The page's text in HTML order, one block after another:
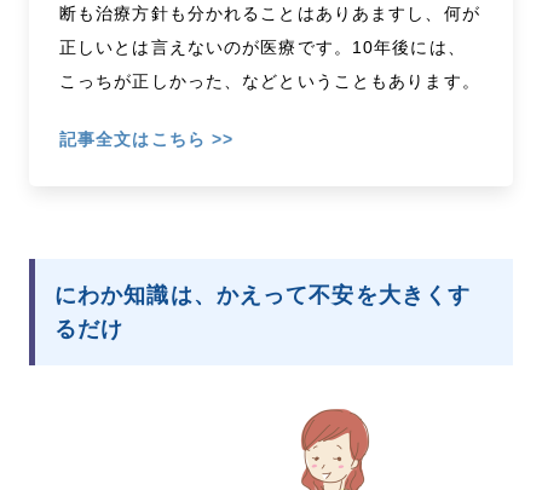
断も治療方針も分かれることはありあますし、何が
正しいとは言えないのが医療です。10年後には、
こっちが正しかった、などということもあります。
記事全文はこちら >>
にわか知識は、かえって不安を大きくす
るだけ